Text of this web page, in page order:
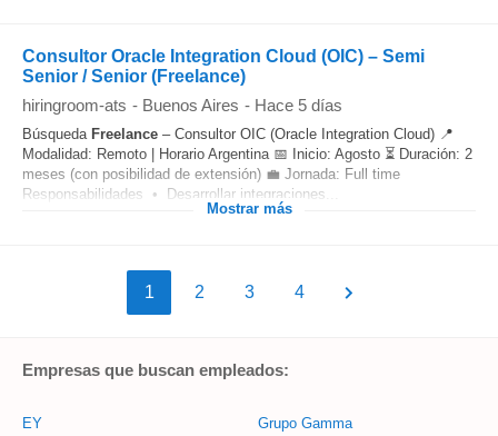
Consultor Oracle Integration Cloud (OIC) – Semi
Senior / Senior (Freelance)
hiringroom-ats - Buenos Aires - Hace 5 días
Búsqueda Freelance – Consultor OIC (Oracle Integration Cloud) 📍
Modalidad: Remoto | Horario Argentina 📅 Inicio: Agosto ⏳ Duración: 2
meses (con posibilidad de extensión) 💼 Jornada: Full time
Responsabilidades • Desarrollar integraciones...
Mostrar más
1 2 3 4
Empresas que buscan empleados:
EY Grupo Gamma